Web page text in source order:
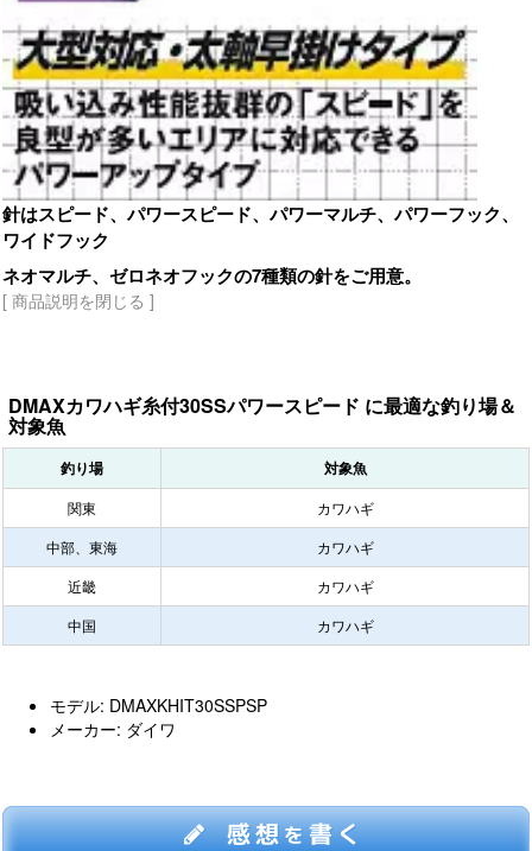
針はスピード、パワースピード、パワーマルチ、パワーフック、
ワイドフック
ネオマルチ、ゼロネオフックの7種類の針をご用意。
[ 商品説明を閉じる ]
DMAXカワハギ糸付30SSパワースピード に最適な釣り場＆
対象魚
釣り場 対象魚
関東
カワハギ
中部、東海
カワハギ
近畿
カワハギ
中国
カワハギ
モデル: DMAXKHIT30SSPSP
メーカー: ダイワ
感想を書く